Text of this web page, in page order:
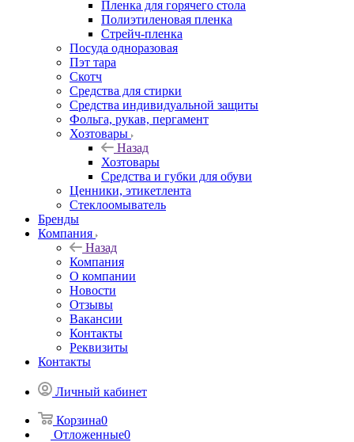
Пленка для горячего стола
Полиэтиленовая пленка
Стрейч-пленка
Посуда одноразовая
Пэт тара
Скотч
Средства для стирки
Средства индивидуальной защиты
Фольга, рукав, пергамент
Хозтовары
Назад
Хозтовары
Средства и губки для обуви
Ценники, этикетлента
Стеклоомыватель
Бренды
Компания
Назад
Компания
О компании
Новости
Отзывы
Вакансии
Контакты
Реквизиты
Контакты
Личный кабинет
Корзина0
Отложенные0